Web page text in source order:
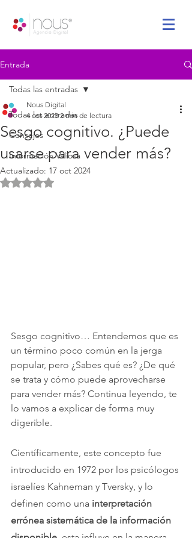
Entrada
Todas las entradas
Consejos
Información Valiosa
Todas las entradas
Sesgo cognitivo. ¿Puede
usarse para vender más?
Nous Digital
4 oct 2023 2 min de lectura
Actualizado: 17 oct 2024
Obtuvo NaN de 5 estrellas.
Sesgo cognitivo… Entendemos que es
un término poco común en la jerga
popular, pero ¿Sabes qué es? ¿De qué
se trata y cómo puede aprovecharse
para vender más? Continua leyendo, te
lo vamos a explicar de forma muy
digerible.
Científicamente, este concepto fue
introducido en 1972 por los psicólogos
israelíes Kahneman y Tversky, y lo
definen como una interpretación
errónea sistemática de la información